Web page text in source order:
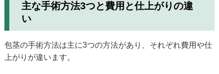
主な手術方法3つと費用と仕上がりの違
い
包茎の手術方法は主に3つの方法があり、それぞれ費用や仕
上がりが違います。